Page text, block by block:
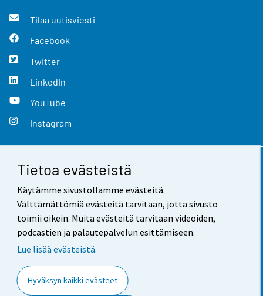
Tietoa evästeistä
Käytämme sivustollamme evästeitä.
Välttämättömiä evästeitä tarvitaan, jotta sivusto
toimii oikein. Muita evästeitä tarvitaan videoiden,
podcastien ja palautepalvelun esittämiseen.
Lue lisää evästeistä.
Hyväksyn kaikki evästeet
Tilaa uutisviesti
Facebook
Twitter
LinkedIn
YouTube
Instagram
Yhteystiedot
Palaute
Käyttöehdot
Saavutettavuus
Tietoa sivustosta